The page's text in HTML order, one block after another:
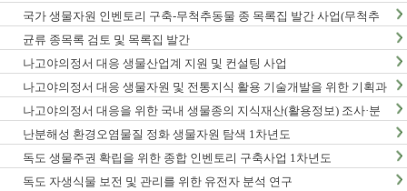
국가 생물자원 인벤토리 구축-무척추동물 종 목록집 발간 사업(무척추
동물-Ⅵ,Ⅶ)
균류 종목록 검토 및 목록집 발간
나고야의정서 대응 생물산업계 지원 및 컨설팅 사업
나고야의정서 대응 생물자원 및 전통지식 활용 기술개발을 위한 기획과
제
나고야의정서 대응을 위한 국내 생물종의 지식재산(활용정보) 조사·분
석 연구(3차년도)
난분해성 환경오염물질 정화 생물자원 탐색 1차년도
독도 생물주권 확립을 위한 종합 인벤토리 구축사업 1차년도
독도 자생식물 보전 및 관리를 위한 유전자 분석 연구